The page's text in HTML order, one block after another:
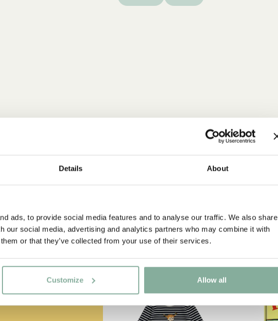
Details About
ads, to provide social media features and to analyse our traffic. We also share
our social media, advertising and analytics partners who may combine it with
or that they’ve collected from your use of their services.
Customize Allow all
NEU -15%